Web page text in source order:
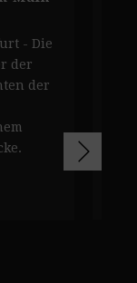
- Die
der
der